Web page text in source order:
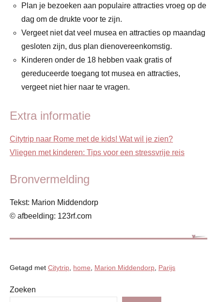
Plan je bezoeken aan populaire attracties vroeg op de
dag om de drukte voor te zijn.
Vergeet niet dat veel musea en attracties op maandag
gesloten zijn, dus plan dienovereenkomstig.
Kinderen onder de 18 hebben vaak gratis of
gereduceerde toegang tot musea en attracties,
vergeet niet hier naar te vragen.
Extra informatie
Citytrip naar Rome met de kids! Wat wil je zien?
Vliegen met kinderen: Tips voor een stressvrije reis
Bronvermelding
Tekst: Marion Middendorp
© afbeelding: 123rf.com
Getagd met Citytrip home Marion Middendorp Parijs
Blog
Zoeken